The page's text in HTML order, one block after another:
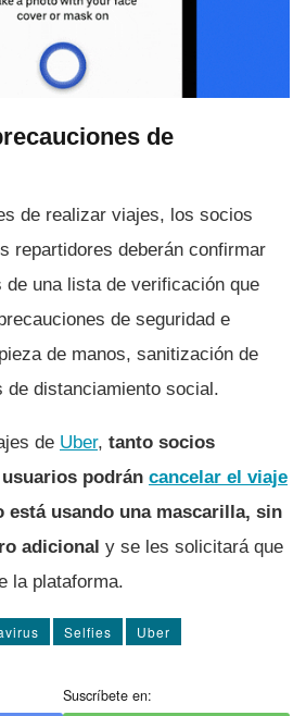
de
de realizar viajes, los socios
repartidores deberán confirmar
de una lista de verificación que
de seguridad e
de manos, sanitización de
distanciamiento social.
de Uber, tanto socios
podrán cancelar el viaje
está usando una mascarilla, sin
adicional y se les solicitará que
la plataforma.
Selfies Uber
Suscríbete en: